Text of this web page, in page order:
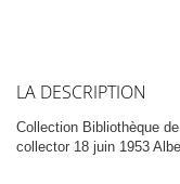
LA DESCRIPTION
Collection Bibliothèque
collector 18 juin 1953